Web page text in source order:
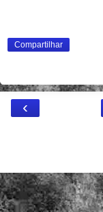
Compartilhar
‹